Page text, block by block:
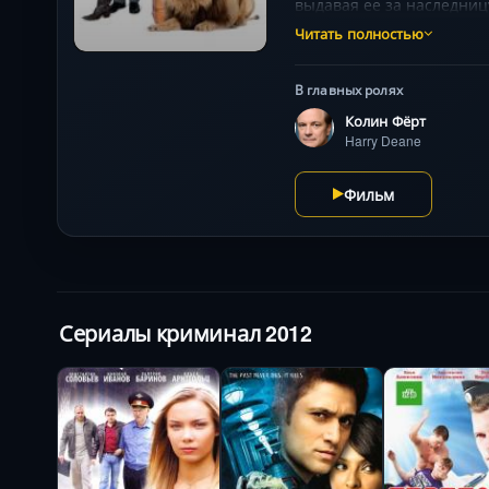
карнавал идиотских
Читать полностью
В главных ролях
Колин Фёрт
Harry Deane
Фильм
Сериалы криминал 2012